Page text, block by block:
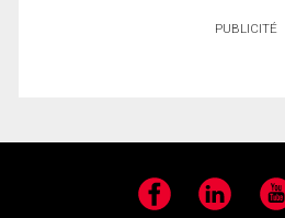
PUBLICITÉ
Facebook LinkedIn